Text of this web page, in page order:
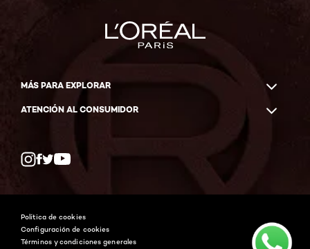
MÁS PARA EXPLORAR
ATENCIÓN AL CONSUMIDOR
Whatsapp
Política de cookies
Configuración de cookies
Términos y condiciones generales